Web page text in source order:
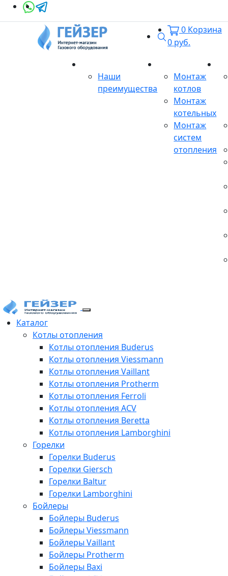
Поиск
0 Корзина
0 руб.
Наши
преимущества
Монтаж
котлов
Монтаж
котельных
Монтаж
систем
отопления
Каталог
Котлы отопления
Котлы отопления Buderus
Котлы отопления Viessmann
Котлы отопления Vaillant
Котлы отопления Protherm
Котлы отопления Ferroli
Котлы отопления ACV
Котлы отопления Beretta
Котлы отопления Lamborghini
Горелки
Горелки Buderus
Горелки Giersch
Горелки Baltur
Горелки Lamborghini
Бойлеры
Бойлеры Buderus
Бойлеры Viessmann
Бойлеры Vaillant
Бойлеры Protherm
Бойлеры Baxi